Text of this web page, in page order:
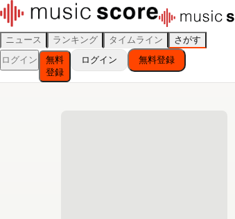
ニュース ランキング タイムライン
さがす
ログイン
無料
登録
ログイン 無料登録